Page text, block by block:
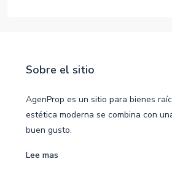
Sobre el sitio
AgenProp es un sitio para bienes
estética moderna se combina con
buen gusto.
Lee mas